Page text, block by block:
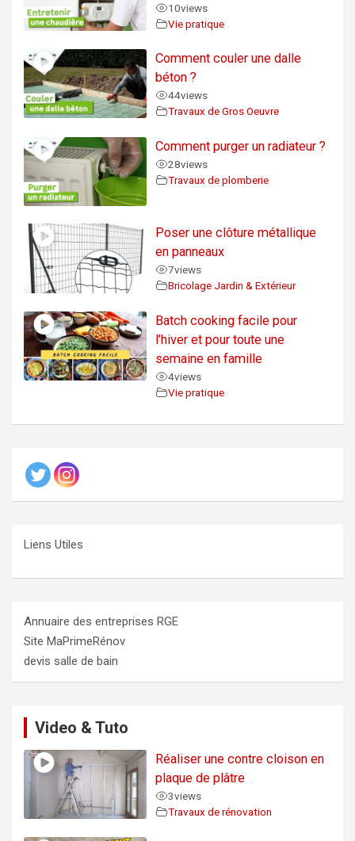
10views
Vie pratique
Comment couler une dalle
béton ?
44views
Travaux de Gros Oeuvre
Comment purger un radiateur ?
28views
Travaux de plomberie
Poser une clôture métallique
en panneaux
7views
Bricolage Jardin & Extérieur
Batch cooking facile pour
l’hiver et pour toute une
semaine en famille
4views
Vie pratique
Liens Utiles
Annuaire des entreprises RGE
Site MaPrimeRénov
devis salle de bain
Video & Tuto
Réaliser une contre cloison en
plaque de plâtre
3views
Travaux de rénovation